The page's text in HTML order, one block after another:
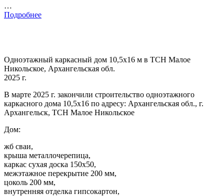
…
Подробнее
Одноэтажный каркасный дом 10,5х16 м в ТСН Малое
Никольское, Архангельская обл.
2025 г.
В марте 2025 г. закончили строительство одноэтажного
каркасного дома 10,5х16 по адресу: Архангельская обл., г.
Архангельск, ТСН Малое Никольское
Дом:
жб сваи,
крыша металлочерепица,
каркас сухая доска 150х50,
межэтажное перекрытие 200 мм,
цоколь 200 мм,
внутренняя отделка гипсокартон,